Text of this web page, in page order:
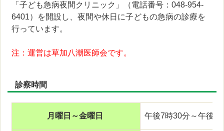
「子ども急病夜間クリニック」（電話番号：048-954-
6401）を開設し、夜間や休日に子どもの急病の診療を
行っています。
注：運営は草加八潮医師会です。
診察時間
月曜日～金曜日 午後7時30分～午後